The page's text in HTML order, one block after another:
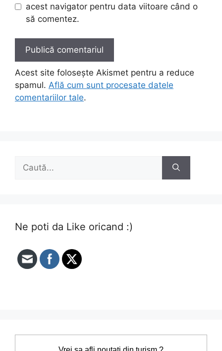
acest navigator pentru data viitoare când o
să comentez.
Acest site folosește Akismet pentru a reduce
spamul. Află cum sunt procesate datele
comentariilor tale.
Caută
Ne poti da Like oricand :)